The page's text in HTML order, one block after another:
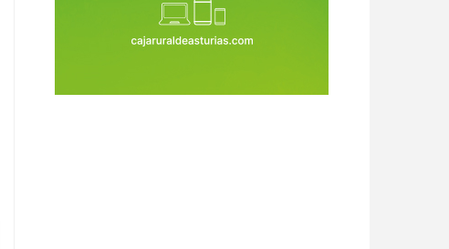
Asturias destina 5,5 millones a
Asturias abre ayudas de hasta